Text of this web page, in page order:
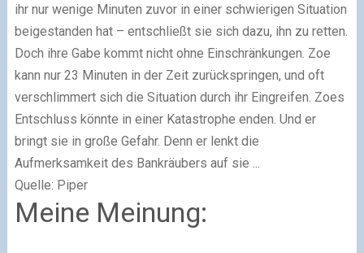
ihr nur wenige Minuten zuvor in einer schwierigen Situation
beigestanden hat – entschließt sie sich dazu, ihn zu retten.
Doch ihre Gabe kommt nicht ohne Einschränkungen. Zoe
kann nur 23 Minuten in der Zeit zurückspringen, und oft
verschlimmert sich die Situation durch ihr Eingreifen. Zoes
Entschluss könnte in einer Katastrophe enden. Und er
bringt sie in große Gefahr. Denn er lenkt die
Aufmerksamkeit des Bankräubers auf sie ...
Quelle: Piper
Meine Meinung: